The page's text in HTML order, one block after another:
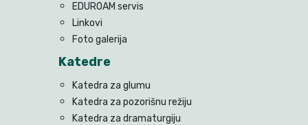
EDUROAM servis
Linkovi
Foto galerija
Katedre
Katedra za glumu
Katedra za pozorišnu režiju
Katedra za dramaturgiju